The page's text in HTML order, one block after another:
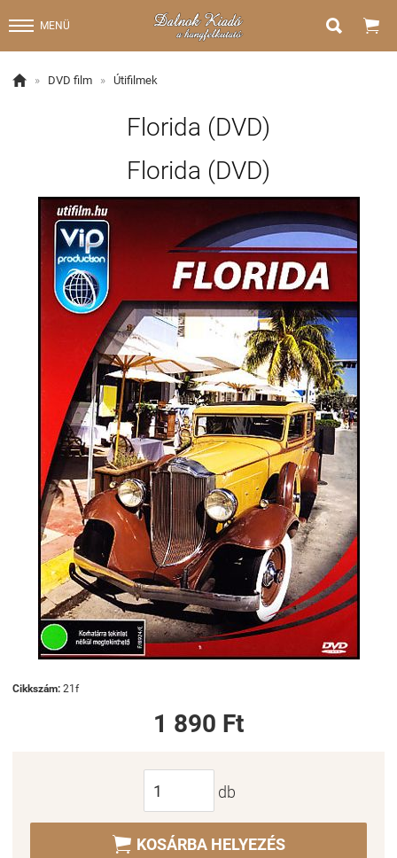
MENÜ  
 » DVD film » Útifilmek
Florida (DVD)
Florida (DVD)
Cikkszám: 21f
1 890 Ft
db
 KOSÁRBA HELYEZÉS